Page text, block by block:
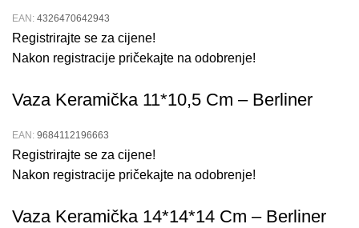
Istražite različite načine korištenja eteričnih ulja,
uključujući masažu, aromaterapiju i njegu kože, kako
biste maksimalno iskoristili njihove blagodati.
Nabavite Svoje Eterično Ulje Breza
Nabavite eterično ulje breza od 10 ml i uživajte u prirodnim
blagodatima i aromatičnim svojstvima ovog izvanrednog
EAN: 4326470642943
Registrirajte se za cijene!
Nakon registracije pričekajte na odobrenje!
Vaza Keramička 11*10,5 Cm – Berliner
EAN: 9684112196663
Registrirajte se za cijene!
Nakon registracije pričekajte na odobrenje!
Vaza Keramička 14*14*14 Cm – Berliner